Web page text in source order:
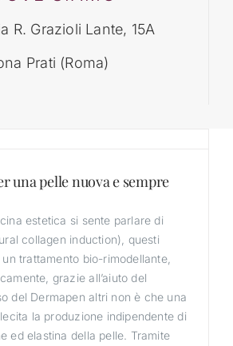
R. Grazioli Lante, 15A
Prati (Roma)
una pelle nuova e sempre
estetica si sente parlare di
collagen induction), questi
trattamento bio-rimodellante,
grazie all’aiuto del
del Dermapen altri non è che una
la produzione indipendente di
ed elastina della pelle. Tramite